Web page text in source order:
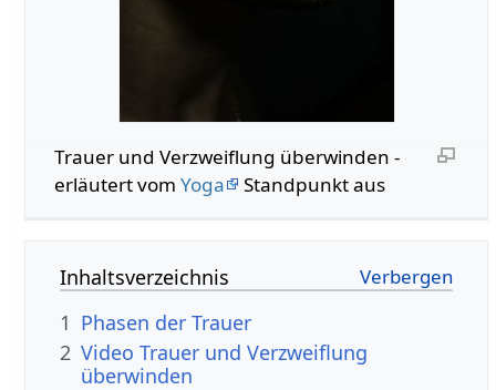
Trauer und Verzweiflung überwinden -
erläutert vom Yoga Standpunkt aus
Inhaltsverzeichnis
1 Phasen der Trauer
2 Video Trauer und Verzweiflung
überwinden